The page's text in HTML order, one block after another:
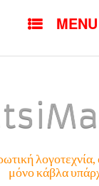
MENU
μόνο κάβλα